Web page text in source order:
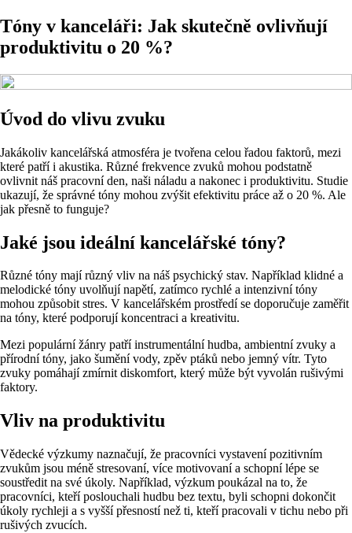
Tóny v kanceláři: Jak skutečně ovlivňují
produktivitu o 20 %?
Úvod do vlivu zvuku
Jakákoliv kancelářská atmosféra je tvořena celou řadou faktorů, mezi
které patří i akustika. Různé frekvence zvuků mohou podstatně
ovlivnit náš pracovní den, naši náladu a nakonec i produktivitu. Studie
ukazují, že správné tóny mohou zvýšit efektivitu práce až o 20 %. Ale
jak přesně to funguje?
Jaké jsou ideální kancelářské tóny?
Různé tóny mají různý vliv na náš psychický stav. Například klidné a
melodické tóny uvolňují napětí, zatímco rychlé a intenzivní tóny
mohou způsobit stres. V kancelářském prostředí se doporučuje zaměřit
na tóny, které podporují koncentraci a kreativitu.
Mezi populární žánry patří instrumentální hudba, ambientní zvuky a
přírodní tóny, jako šumění vody, zpěv ptáků nebo jemný vítr. Tyto
zvuky pomáhají zmírnit diskomfort, který může být vyvolán rušivými
faktory.
Vliv na produktivitu
Vědecké výzkumy naznačují, že pracovníci vystavení pozitivním
zvukům jsou méně stresovaní, více motivovaní a schopní lépe se
soustředit na své úkoly. Například, výzkum poukázal na to, že
pracovníci, kteří poslouchali hudbu bez textu, byli schopni dokončit
úkoly rychleji a s vyšší přesností než ti, kteří pracovali v tichu nebo při
rušivých zvucích.